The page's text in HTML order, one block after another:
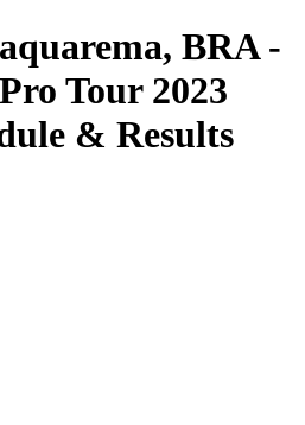
BRA -
Tour 2023
& Results